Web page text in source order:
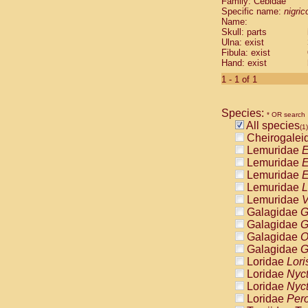
Cebidae
Cebidae
Cebidae
Cebidae
Cebidae
Cebidae
Cebidae
Cebidae
Cebidae
Cebidae
Cebidae
Cebidae
Atelidae
Atelidae
Atelidae
Atelidae
Atelidae
Atelidae
Atelidae
Atelidae
Atelidae
Atelidae
Pitheciidae
Specific name:
Name:
Skull: parts
Ulna: exist
Fibula: exist
Hand: exist
1 - 1 of 1
Species: * OR search
All species(1)
Lemuridae
Lemuridae
Lemuridae
Lemuridae
Lemuridae
Galagidae
Galagidae
Galagidae
Galagidae
Loridae
Loridae
Loridae
Loridae